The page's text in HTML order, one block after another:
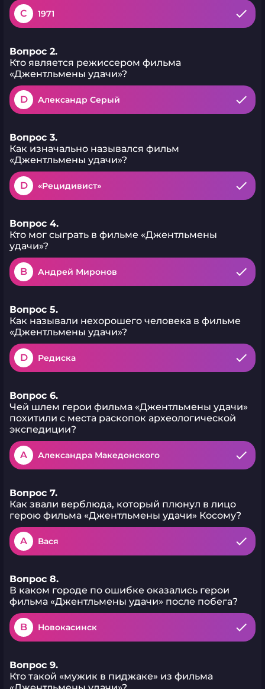
C 1971
Вопрос 2.
Кто является режиссером фильма
«Джентльмены удачи»?
D Александр Серый
Вопрос 3.
Как изначально назывался фильм
«Джентльмены удачи»?
D «Рецидивист»
Вопрос 4.
Кто мог сыграть в фильме «Джентльмены
удачи»?
B Андрей Миронов
Вопрос 5.
Как называли нехорошего человека в фильме
«Джентльмены удачи»?
D Редиска
Вопрос 6.
Чей шлем герои фильма «Джентльмены удачи»
похитили с места раскопок археологической
экспедиции?
A Александра Македонского
Вопрос 7.
Как звали верблюда, который плюнул в лицо
герою фильма «Джентльмены удачи» Косому?
A Вася
Вопрос 8.
В каком городе по ошибке оказались герои
фильма «Джентльмены удачи» после побега?
B Новокасинск
Вопрос 9.
Кто такой «мужик в пиджаке» из фильма